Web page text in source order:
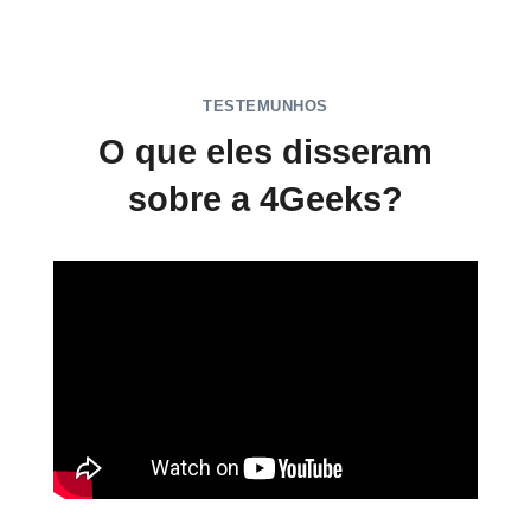
TESTEMUNHOS
O que eles disseram
sobre a 4Geeks?